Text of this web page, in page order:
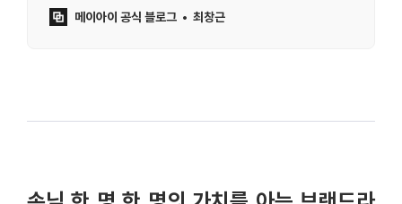
메이아이 공식 블로그 최창근